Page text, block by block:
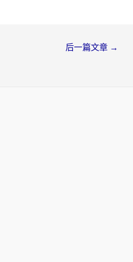
后一篇文章 →